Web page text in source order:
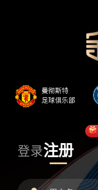
登录注册